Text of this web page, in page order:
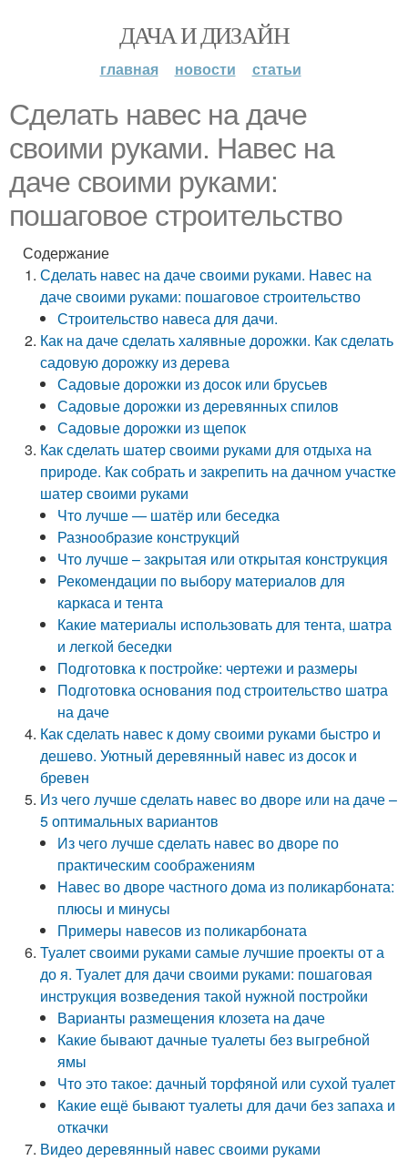
ДАЧА И ДИЗАЙН
главная новости статьи
Сделать навес на даче
своими руками. Навес на
даче своими руками:
пошаговое строительство
Содержание
Сделать навес на даче своими руками. Навес на
даче своими руками: пошаговое строительство
Строительство навеса для дачи.
Как на даче сделать халявные дорожки. Как сделать
садовую дорожку из дерева
Садовые дорожки из досок или брусьев
Садовые дорожки из деревянных спилов
Садовые дорожки из щепок
Как сделать шатер своими руками для отдыха на
природе. Как собрать и закрепить на дачном участке
шатер своими руками
Что лучше — шатёр или беседка
Разнообразие конструкций
Что лучше – закрытая или открытая конструкция
Рекомендации по выбору материалов для
каркаса и тента
Какие материалы использовать для тента, шатра
и легкой беседки
Подготовка к постройке: чертежи и размеры
Подготовка основания под строительство шатра
на даче
Как сделать навес к дому своими руками быстро и
дешево. Уютный деревянный навес из досок и
бревен
Из чего лучше сделать навес во дворе или на даче –
5 оптимальных вариантов
Из чего лучше сделать навес во дворе по
практическим соображениям
Навес во дворе частного дома из поликарбоната:
плюсы и минусы
Примеры навесов из поликарбоната
Туалет своими руками самые лучшие проекты от а
до я. Туалет для дачи своими руками: пошаговая
инструкция возведения такой нужной постройки
Варианты размещения клозета на даче
Какие бывают дачные туалеты без выгребной
ямы
Что это такое: дачный торфяной или сухой туалет
Какие ещё бывают туалеты для дачи без запаха и
откачки
Видео деревянный навес своими руками